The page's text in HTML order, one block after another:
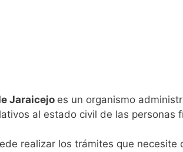
Jaraicejo es un organismo
al estado civil de las personas
realizar los trámites que